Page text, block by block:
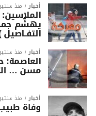
أخبار منذ
يهشّم
التفـاصيل
أخبار منذ
مسن …
أخبار منذ
وفاة